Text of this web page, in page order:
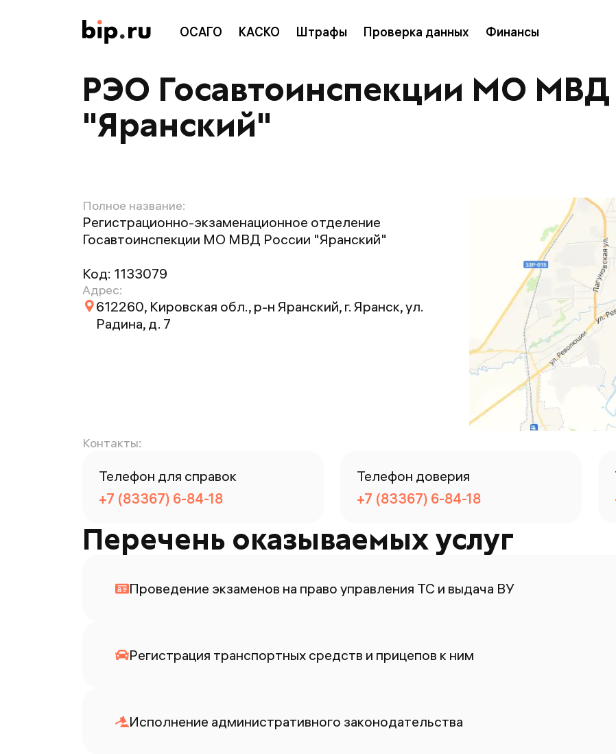
ОСАГО КАСКО Штрафы Проверка данных Финансы
РЭО Госавтоинспекции МО МВД
"Яранский"
Полное название:
Регистрационно-экзаменационное отделение
Госавтоинспекции МО МВД России "Яранский"
Код: 1133079
Адрес:
612260, Кировская обл., р-н Яранский, г. Яранск, ул.
Радина, д. 7
Контакты:
Телефон для справок
+7 (83367) 6-84-18
Телефон доверия
+7 (83367) 6-84-18
Перечень оказываемых услуг
Проведение экзаменов на право управления ТС и выдача ВУ
Регистрация транспортных средств и прицепов к ним
Исполнение административного законодательства